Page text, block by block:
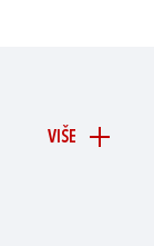
VIŠE